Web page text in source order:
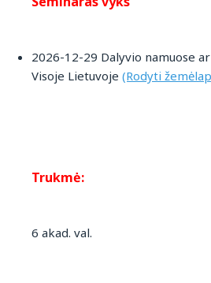
2026-12-29 Dalyvio namuose
Visoje Lietuvoje (Rodyti
Trukmė:
6 akad. val.